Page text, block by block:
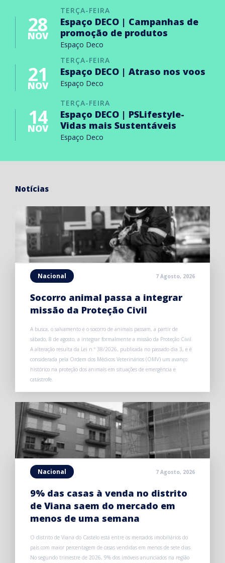
TERÇA-FEIRA
28
NOV
Espaço DECO | Campanhas de
promoção de produtos
Espaço Deco
TERÇA-FEIRA
21
NOV
Espaço DECO | Atraso nos voos
Espaço Deco
TERÇA-FEIRA
14
NOV
Espaço DECO | PSLifestyle-
Vidas mais Sustentáveis
Espaço Deco
Notícias
Nacional 7 Agosto, 2026
Socorro animal passa a integrar
missão da Proteção Civil
A busca, o salvamento e o socorro de animais passam, a partir de
sábado, 8 de agosto, a integrar formalmente a missão da Proteção Civil.
A alteração resulta da Lei n.º 38/2026, publicada no passado dia 3, e é
considerada pela Ordem dos Médicos Veterinários (OMV) um avanço
histórico na proteção dos animais em situações de emergência e
catástrofe.
Nacional 7 Agosto, 2026
9% das casas à venda no distrito
de Viana saem do mercado em
menos de uma semana
O distrito de Viana do Castelo está entre os mercados imobiliários do
país com maior percentagem de casas vendidas em menos de sete dias.
No segundo trimestre de 2026, 9% dos imóveis anunciados na região